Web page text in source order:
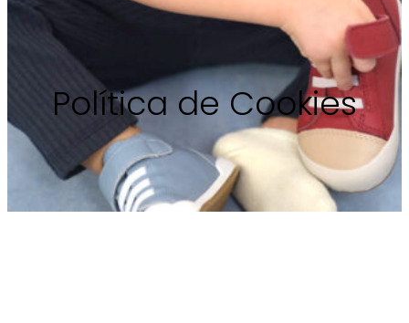
Política de Cookies